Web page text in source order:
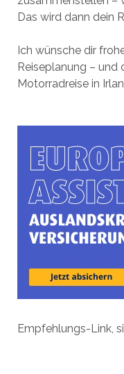
Das wird dann dein
Ich wünsche dir
Reiseplanung – und
Motorradreise in
Empfehlungs-Link,